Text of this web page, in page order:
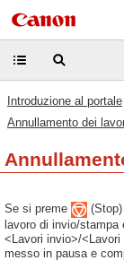
Introduzione al portale
Annullamento dei
Se si preme
lavoro di invio/
<Lavori invio>/
messo in pausa e